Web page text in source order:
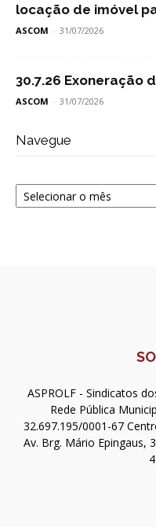
locação de imóvel
ASCOM - 31/07/2026
30.7.26 Exoneração
ASCOM - 31/07/2026
Navegue
Navegue
ASPROLF - Sindicatos
Rede Pública
32.697.195/0001-67
Av. Brg. Mário Epingaus,